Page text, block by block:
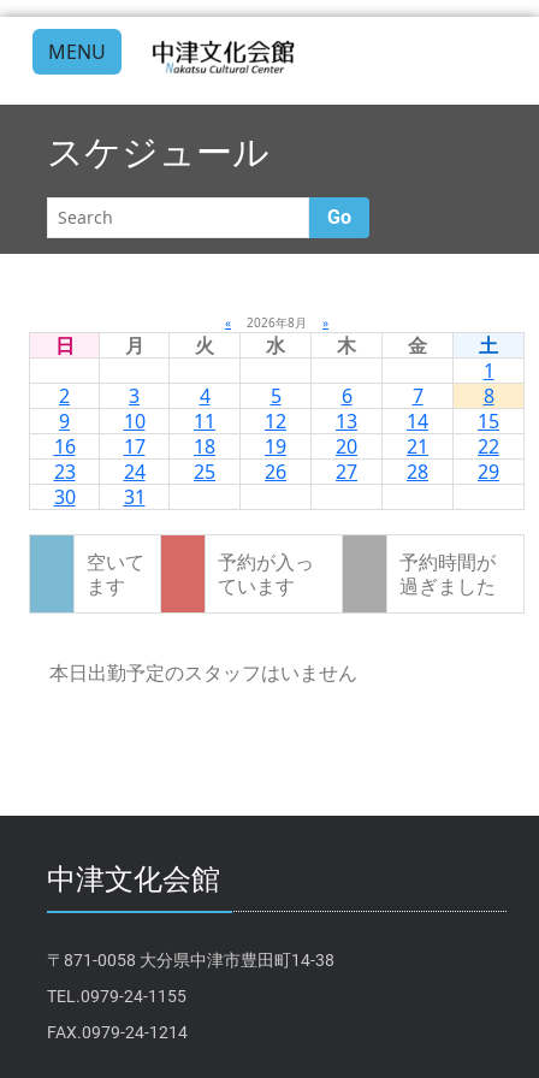
MENU
スケジュール
Go
« 2026年8月 »
日 月 火 水 木 金
土
1
2
3 4 5 6 7
8
9
10 11 12 13 14
15
16
17 18 19 20 21
22
23
24 25 26 27 28
29
30
31
空いて
ます
予約が入っ
ています
予約時間が
過ぎました
本日出勤予定のスタッフはいません
中津文化会館
〒871-0058 大分県中津市豊田町14-38
TEL.0979-24-1155
FAX.0979-24-1214